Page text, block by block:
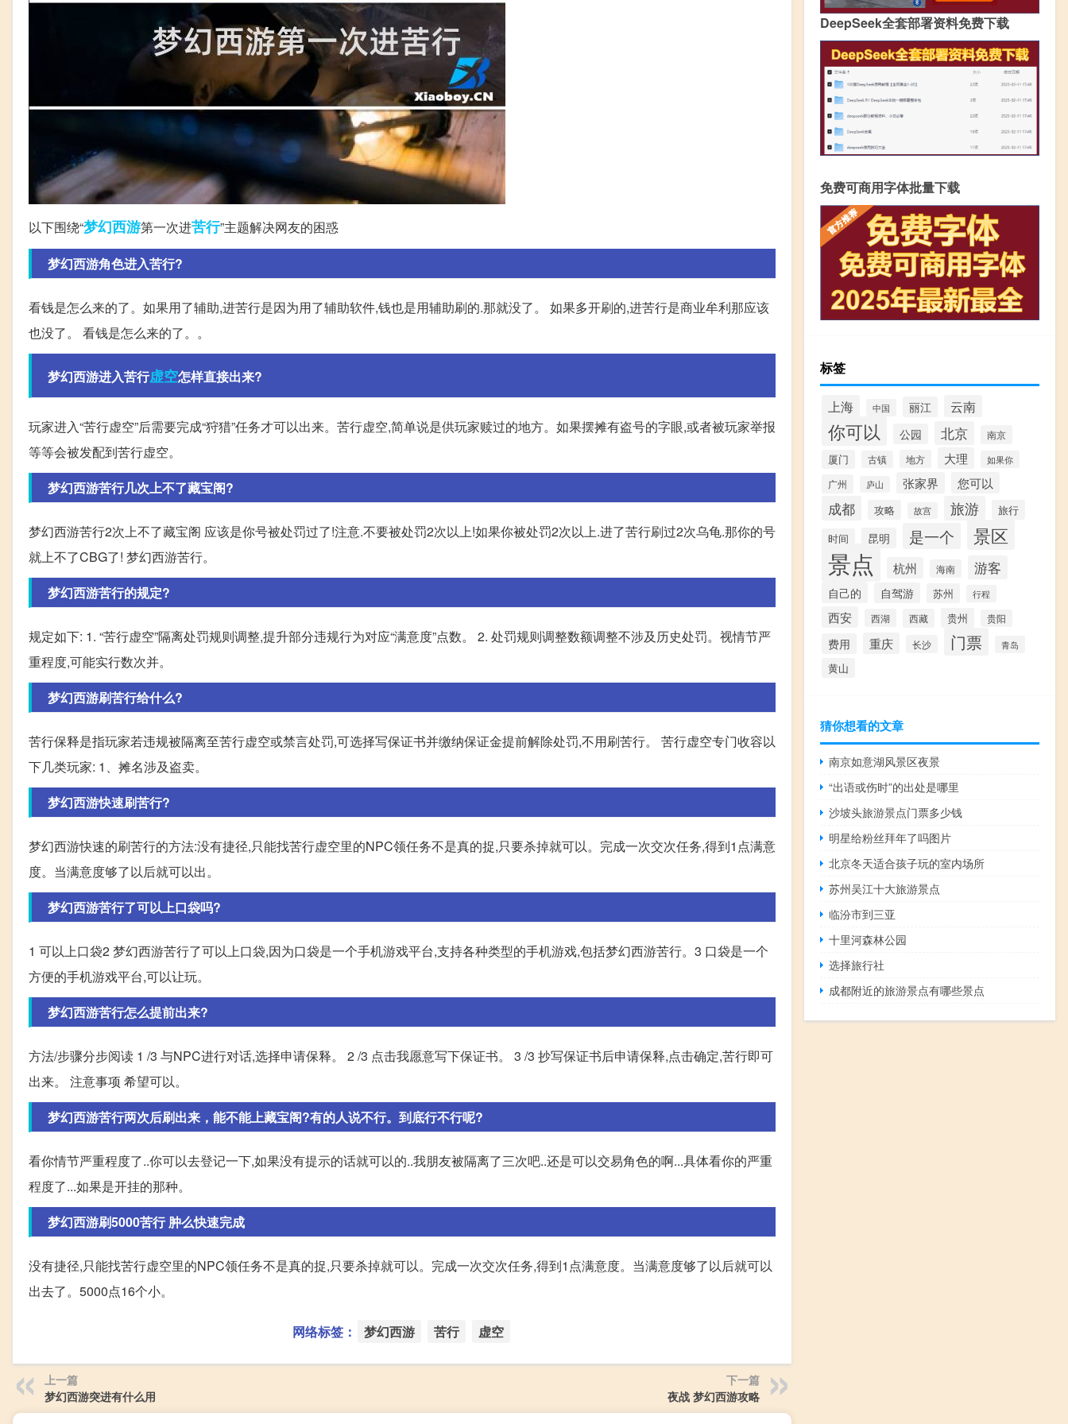
以下围绕“梦幻西游第一次进苦行”主题解决网友的困惑
梦幻西游角色进入苦行?
看钱是怎么来的了。如果用了辅助,进苦行是因为用了辅助软件,钱也是用辅助刷的.那就没了。 如果多开刷的,进苦行是商业牟利那应该
也没了。 看钱是怎么来的了。。
梦幻西游进入苦行虚空怎样直接出来?
玩家进入“苦行虚空”后需要完成“狩猎”任务才可以出来。苦行虚空,简单说是供玩家赎过的地方。如果摆摊有盗号的字眼,或者被玩家举报
等等会被发配到苦行虚空。
梦幻西游苦行几次上不了藏宝阁?
梦幻西游苦行2次上不了藏宝阁 应该是你号被处罚过了!注意.不要被处罚2次以上!如果你被处罚2次以上.进了苦行刷过2次乌龟.那你的号
就上不了CBG了! 梦幻西游苦行。
梦幻西游苦行的规定?
规定如下: 1. “苦行虚空”隔离处罚规则调整,提升部分违规行为对应“满意度”点数。 2. 处罚规则调整数额调整不涉及历史处罚。视情节严
重程度,可能实行数次并。
梦幻西游刷苦行给什么?
苦行保释是指玩家若违规被隔离至苦行虚空或禁言处罚,可选择写保证书并缴纳保证金提前解除处罚,不用刷苦行。 苦行虚空专门收容以
下几类玩家: 1、摊名涉及盗卖。
梦幻西游快速刷苦行?
梦幻西游快速的刷苦行的方法:没有捷径,只能找苦行虚空里的NPC领任务不是真的捉,只要杀掉就可以。完成一次交次任务,得到1点满意
度。当满意度够了以后就可以出。
梦幻西游苦行了可以上口袋吗?
1 可以上口袋2 梦幻西游苦行了可以上口袋,因为口袋是一个手机游戏平台,支持各种类型的手机游戏,包括梦幻西游苦行。3 口袋是一个
方便的手机游戏平台,可以让玩。
梦幻西游苦行怎么提前出来?
方法/步骤分步阅读 1 /3 与NPC进行对话,选择申请保释。 2 /3 点击我愿意写下保证书。 3 /3 抄写保证书后申请保释,点击确定,苦行即可
出来。 注意事项 希望可以。
梦幻西游苦行两次后刷出来，能不能上藏宝阁?有的人说不行。到底行不行呢?
看你情节严重程度了..你可以去登记一下,如果没有提示的话就可以的..我朋友被隔离了三次吧..还是可以交易角色的啊...具体看你的严重
程度了...如果是开挂的那种。
梦幻西游刷5000苦行 肿么快速完成
没有捷径,只能找苦行虚空里的NPC领任务不是真的捉,只要杀掉就可以。完成一次交次任务,得到1点满意度。当满意度够了以后就可以
出去了。5000点16个小。
网络标签： 梦幻西游 苦行 虚空
上一篇
梦幻西游突进有什么用
下一篇
夜战 梦幻西游攻略
DeepSeek全套部署资料免费下载
免费可商用字体批量下载
标签
上海 中国 丽江 云南
你可以 公园 北京
南京
厦门
古镇 地方 大理 如果你
广州 庐山 张家界 您可以
成都 攻略 故宫 旅游
旅行
时间
昆明 是一个 景区
景点 杭州 海南 游客
自己的 自驾游 苏州 行程
西安 西湖 西藏 贵州 贵阳
费用 重庆 长沙 门票 青岛
黄山
猜你想看的文章
南京如意湖风景区夜景
“出语或伤时”的出处是哪里
沙坡头旅游景点门票多少钱
明星给粉丝拜年了吗图片
北京冬天适合孩子玩的室内场所
苏州吴江十大旅游景点
临汾市到三亚
十里河森林公园
选择旅行社
成都附近的旅游景点有哪些景点